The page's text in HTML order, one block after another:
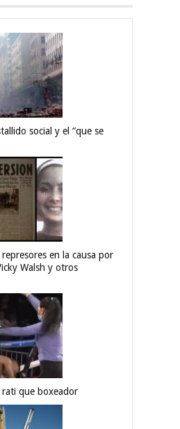
social y el “que se
en la causa por
Walsh y otros
rati que boxeador